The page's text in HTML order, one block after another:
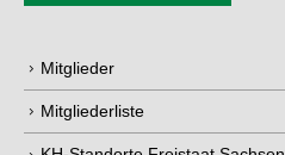
Mitglieder
Mitgliederliste